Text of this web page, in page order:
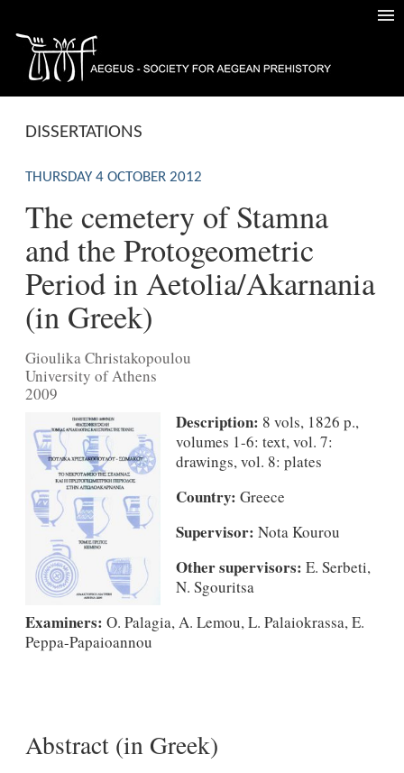
DISSERTATIONS
THURSDAY 4 OCTOBER 2012
The cemetery of Stamna
and the Protogeometric
Period in Aetolia/Akarnania
(in Greek)
Gioulika Christakopoulou
University of Athens
2009
Description: 8 vols, 1826 p.,
volumes 1-6: text, vol. 7:
drawings, vol. 8: plates
Country: Greece
Supervisor: Nota Kourou
Other supervisors: E. Serbeti,
N. Sgouritsa
Examiners: O. Palagia, A. Lemou, L. Palaiokrassa, E.
Peppa-Papaioannou
Abstract (in Greek)